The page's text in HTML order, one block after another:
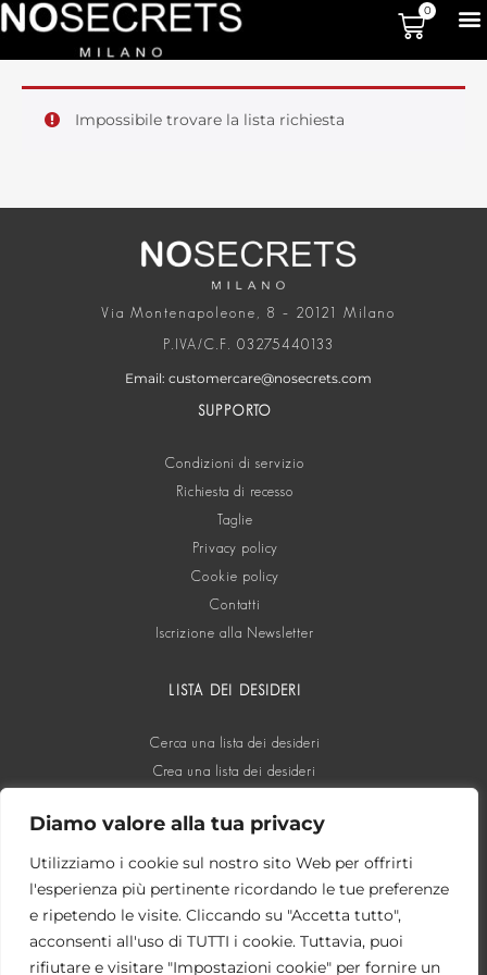
Diamo valore alla tua privacy
Utilizziamo i cookie sul nostro sito Web per offrirti
l'esperienza più pertinente ricordando le tue preferenze
e ripetendo le visite. Cliccando su "Accetta tutto",
acconsenti all'uso di TUTTI i cookie. Tuttavia, puoi
rifiutare e visitare "Impostazioni cookie" per fornire un
0
Impossibile trovare la lista richiesta
Via Montenapoleone, 8 – 20121 Milano
P.IVA/C.F. 03275440133
Email: customercare@nosecrets.com
SUPPORTO
Condizioni di servizio
Richiesta di recesso
Taglie
Privacy policy
Cookie policy
Contatti
Iscrizione alla Newsletter
LISTA DEI DESIDERI
Cerca una lista dei desideri
Crea una lista dei desideri
SOCIAL